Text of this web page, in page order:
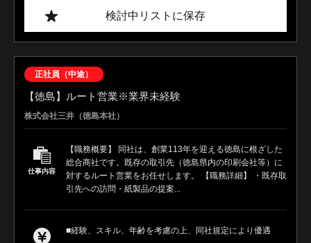
検討中リストに保存
正社員（中途）
【徳島】ルート営業※業界未経験
株式会社三井（徳島本社）
仕事内容
【職務概要】 同社は、創業113年を迎える徳島に根ざした
総合商社です。既存の取引先（徳島県内の印刷会社等）に
対するルート営業をお任せします。 【職務詳細】 ・既存取
引先への訪問・紙製品の提案...
■経験、スキル、年齢を考慮の上、同社規定により優遇